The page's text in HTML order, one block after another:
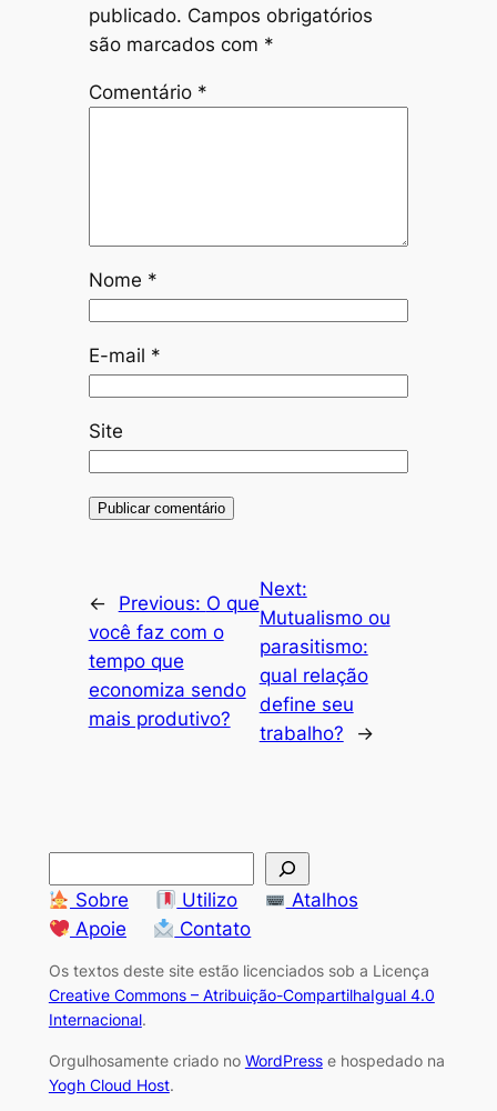
publicado. Campos obrigatórios
são marcados com *
Comentário *
Nome *
E-mail *
Site
← Previous: O que
você faz com o
tempo que
economiza sendo
mais produtivo?
Next:
Mutualismo ou
parasitismo:
qual relação
define seu
trabalho?
→
e
a
c
h
Sobre Utilizo
Atalhos
Apoie
Contato
Os textos deste site estão licenciados sob a Licença
Creative Commons – Atribuição-CompartilhaIgual 4.0
Internacional.
Orgulhosamente criado no WordPresse hospedado na
Yogh Cloud Host.